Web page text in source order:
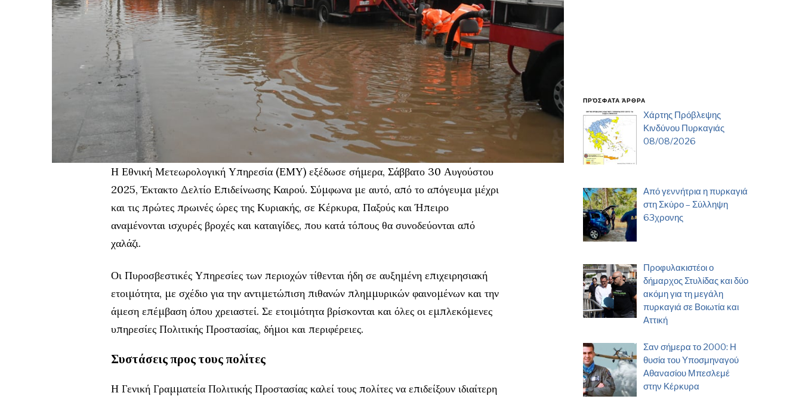
Η Εθνική Μετεωρολογική Υπηρεσία (ΕΜΥ) εξέδωσε σήμερα, Σάββατο 30 Αυγούστου
2025, Έκτακτο Δελτίο Επιδείνωσης Καιρού. Σύμφωνα με αυτό, από το απόγευμα μέχρι
και τις πρώτες πρωινές ώρες της Κυριακής, σε Κέρκυρα, Παξούς και Ήπειρο
αναμένονται ισχυρές βροχές και καταιγίδες, που κατά τόπους θα συνοδεύονται από
χαλάζι.
Οι Πυροσβεστικές Υπηρεσίες των περιοχών τίθενται ήδη σε αυξημένη επιχειρησιακή
ετοιμότητα, με σχέδιο για την αντιμετώπιση πιθανών πλημμυρικών φαινομένων και την
άμεση επέμβαση όπου χρειαστεί. Σε ετοιμότητα βρίσκονται και όλες οι εμπλεκόμενες
υπηρεσίες Πολιτικής Προστασίας, δήμοι και περιφέρειες.
Συστάσεις προς τους πολίτες
Η Γενική Γραμματεία Πολιτικής Προστασίας καλεί τους πολίτες να επιδείξουν ιδιαίτερη
ΠΡΌΣΦΑΤΑ ΆΡΘΡΑ
Χάρτης Πρόβλεψης
Κινδύνου Πυρκαγιάς
08/08/2026
Από γεννήτρια η πυρκαγιά
στη Σκύρο – Σύλληψη
63χρονης
Προφυλακιστέοι ο
δήμαρχος Στυλίδας και δύο
ακόμη για τη μεγάλη
πυρκαγιά σε Βοιωτία και
Αττική
Σαν σήμερα το 2000: Η
θυσία του Υποσμηναγού
Αθανασίου Μπεσλεμέ
στην Κέρκυρα